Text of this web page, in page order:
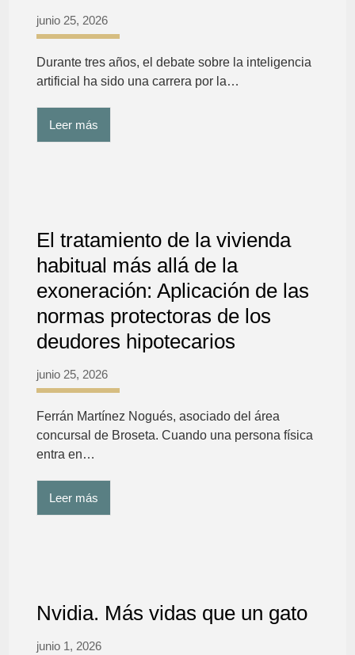
junio 25, 2026
Durante tres años, el debate sobre la inteligencia
artificial ha sido una carrera por la…
Leer más
El tratamiento de la vivienda
habitual más allá de la
exoneración: Aplicación de las
normas protectoras de los
deudores hipotecarios
junio 25, 2026
Ferrán Martínez Nogués, asociado del área
concursal de Broseta. Cuando una persona física
entra en…
Leer más
Nvidia. Más vidas que un gato
junio 1, 2026